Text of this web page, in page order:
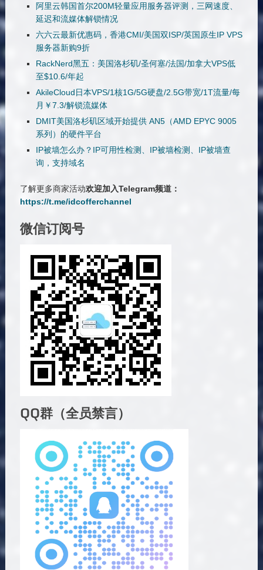
阿里云韩国首尔200M轻量应用服务器评测，三网速度、
延迟和流媒体解锁情况
六六云最新优惠码，香港CMI/美国双ISP/英国原生IP VPS
服务器新购9折
RackNerd黑五：美国洛杉矶/圣何塞/法国/加拿大VPS低
至$10.6/年起
AkileCloud日本VPS/1核1G/5G硬盘/2.5G带宽/1T流量/每
月￥7.3/解锁流媒体
DMIT美国洛杉矶区域开始提供 AN5（AMD EPYC 9005
系列）的硬件平台
IP被墙怎么办？IP可用性检测、IP被墙检测、IP被墙查
询，支持域名
了解更多商家活动欢迎加入Telegram频道：
https://t.me/idcofferchannel
微信订阅号
QQ群（全员禁言）